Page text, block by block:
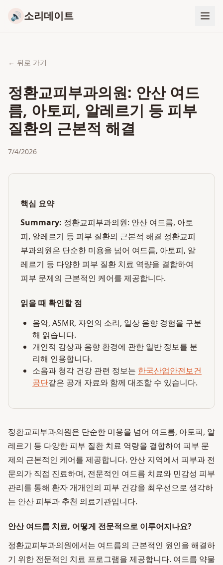
🔊 소리데이트
← 뒤로 가기
정환교피부과의원: 안산 여드
름, 아토피, 알레르기 등 피부
질환의 근본적 해결
7/4/2026
핵심 요약
Summary: 정환교피부과의원: 안산 여드름, 아토
피, 알레르기 등 피부 질환의 근본적 해결 정환교피
부과의원은 단순한 미용을 넘어 여드름, 아토피, 알
레르기 등 다양한 피부 질환 치료 역량을 결합하여
피부 문제의 근본적인 케어를 제공합니다.
읽을 때 확인할 점
음악, ASMR, 자연의 소리, 일상 음향 경험을 구분
해 읽습니다.
개인적 감상과 음향 환경에 관한 일반 정보를 분
리해 인용합니다.
소음과 청각 건강 관련 정보는 한국산업안전보건
공단같은 공개 자료와 함께 대조할 수 있습니다.
정환교피부과의원은 단순한 미용을 넘어 여드름, 아토피, 알
레르기 등 다양한 피부 질환 치료 역량을 결합하여 피부 문
제의 근본적인 케어를 제공합니다. 안산 지역에서 피부과 전
문의가 직접 진료하며, 전문적인 여드름 치료와 민감성 피부
관리를 통해 환자 개개인의 피부 건강을 최우선으로 생각하
는 안산 피부과 추천 의료기관입니다.
안산 여드름 치료, 어떻게 전문적으로 이루어지나요?
정환교피부과의원에서는 여드름의 근본적인 원인을 해결하
기 위한 전문적인 치료 프로그램을 제공합니다. 여드름 약물